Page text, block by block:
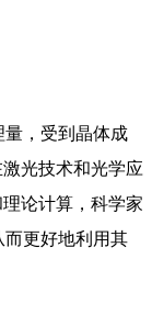
量，受到晶体成
光技术和光学应
论计算，科学家
更好地利用其